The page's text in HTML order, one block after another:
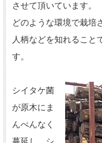
させて頂いています。
どのような環境で栽培
人柄などを知れること
す。
シイタケ菌
が原木にま
んべんなく